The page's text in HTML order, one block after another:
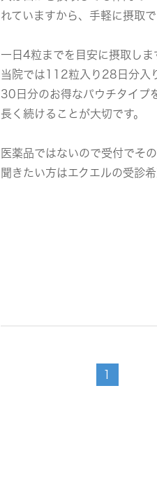
れていますから、手軽に摂取で
一日4粒までを目安に摂取しま
当院では112粒入り28日分入
30日分のお得なパウチタイプ
長く続けることが大切です。
医薬品ではないので受付でそ
聞きたい方はエクエルの受診